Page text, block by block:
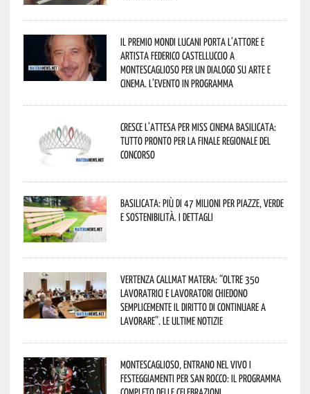
Il Premio Mondi Lucani porta l’attore e
artista Federico Castelluccio a
Montescaglioso per un dialogo su arte e
cinema. L’evento in programma
Cresce l’attesa per Miss Cinema Basilicata:
tutto pronto per la finale regionale del
concorso
Basilicata: più di 47 milioni per piazze, verde
e sostenibilità. I dettagli
Vertenza CallMat Matera: “Oltre 350
lavoratrici e lavoratori chiedono
semplicemente il diritto di continuare a
lavorare”. Le ultime notizie
Montescaglioso, entrano nel vivo i
festeggiamenti per San Rocco: il programma